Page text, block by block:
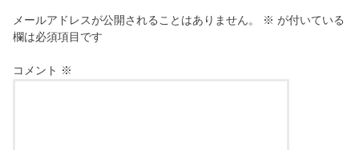
メールアドレスが公開されることはありません。 ※ が付いている
欄は必須項目です
コメント ※